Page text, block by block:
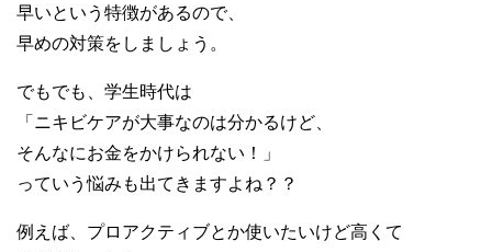
早いという特徴があるので、
早めの対策をしましょう。
でもでも、学生時代は
「ニキビケアが大事なのは分かるけど、
そんなにお金をかけられない！」
っていう悩みも出てきますよね？？
例えば、プロアクティブとか使いたいけど高くて